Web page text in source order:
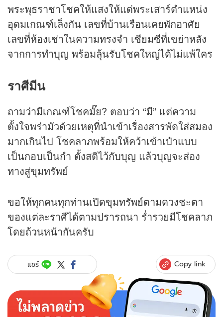
พระพุธราชาโชคให้แสงให้แด่พระเสาร์ตำแหน่ง
อุดมเกณฑ์เล็งกัน เลขที่บ้านเรือนเคยพักอาศัย
เลขที่ห้องเช่าในความทรงจำ เซียมซีที่เขย่าหลัง
จากการทำบุญ พร้อมลุ้นรับโชคใหญ่ได้ไม่แพ้ใคร
ราศีมีน
ถามว่ามีเกณฑ์โชคมั๊ย? ตอบว่า “มี” แต่ความ
ตั้งใจพร่ามัวด้วยเหตุที่นำเข้าเรื่องสารพัดใส่สมอง
มากเกินไป โชคลาภพร้อมให้คว้าเข้าเป๋าแบบ
เป็นกอบเป็นกำ ตั้งสติไว้กับบุญ แล้วบุญจะส่อง
ทางสู่ขุมทรัพย์
ขอให้ทุกคนทุกท่านเปิดขุมทรัพย์ตามดวงชะตา
ของแต่ละราศีได้ตามปรารถนา ร่ำรวยมีโชคลาภ
โดยถ้วนหน้ากันครับ
แชร์ Copy link